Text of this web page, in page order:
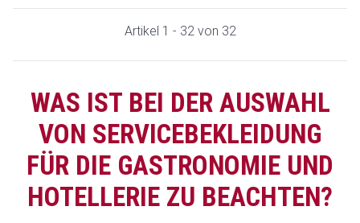
Artikel 1 - 32 von 32
WAS IST BEI DER AUSWAHL
VON SERVICEBEKLEIDUNG
FÜR DIE GASTRONOMIE UND
HOTELLERIE ZU BEACHTEN?